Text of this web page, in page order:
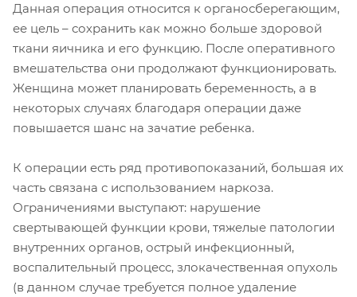
Данная операция относится к органосберегающим,
ее цель – сохранить как можно больше здоровой
ткани яичника и его функцию. После оперативного
вмешательства они продолжают функционировать.
Женщина может планировать беременность, а в
некоторых случаях благодаря операции даже
повышается шанс на зачатие ребенка.
К операции есть ряд противопоказаний, большая их
часть связана с использованием наркоза.
Ограничениями выступают: нарушение
свертывающей функции крови, тяжелые патологии
внутренних органов, острый инфекционный,
воспалительный процесс, злокачественная опухоль
(в данном случае требуется полное удаление